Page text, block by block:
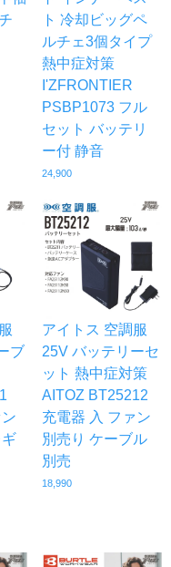
ト 冷却ビッグペ
ルチェ3個タイプ
熱中症対策
I'ZFRONTIER
PSBP1073 フル
セット バッテリ
ー付 静音
24,900
ブ
アイトス 空調服
25V バッテリーセ
ット 熱中症対策
AITOZ BT25212
充電器 入 ファン
別売り ケーブル
別売
18,990